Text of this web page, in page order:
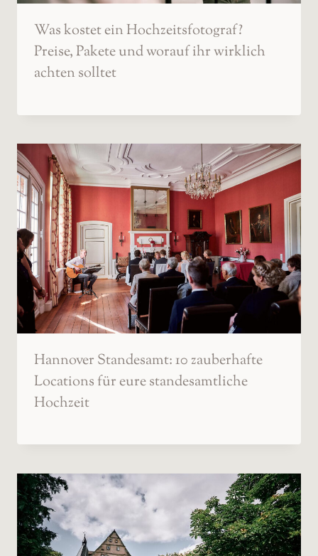
Was kostet ein Hochzeitsfotograf?
Preise, Pakete und worauf ihr wirklich
achten solltet
Hannover Standesamt: 10 zauberhafte
Locations für eure standesamtliche
Hochzeit